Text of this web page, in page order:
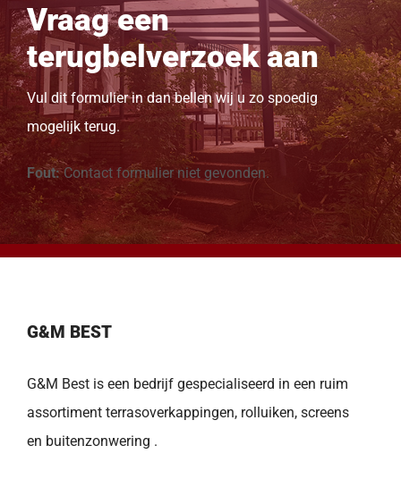
Vraag een
terugbelverzoek aan
Vul dit formulier in dan bellen wij u zo spoedig
mogelijk terug.
Fout:Contact formulier niet gevonden.
G&M BEST
G&M Best is een bedrijf gespecialiseerd in een ruim
assortiment terrasoverkappingen, rolluiken, screens
en buitenzonwering .